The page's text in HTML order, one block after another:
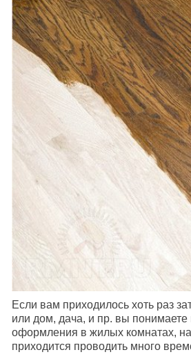
Если вам приходилось хоть раз
или дом, дача, и пр. вы
оформления в жилых комнатах,
приходится проводить много